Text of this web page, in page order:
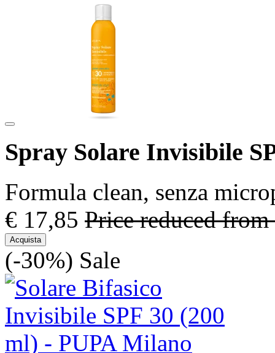
Spray Solare Invisibile
Formula clean, senza
€ 17,85 Price reduced from
Acquista
(-30%) Sale